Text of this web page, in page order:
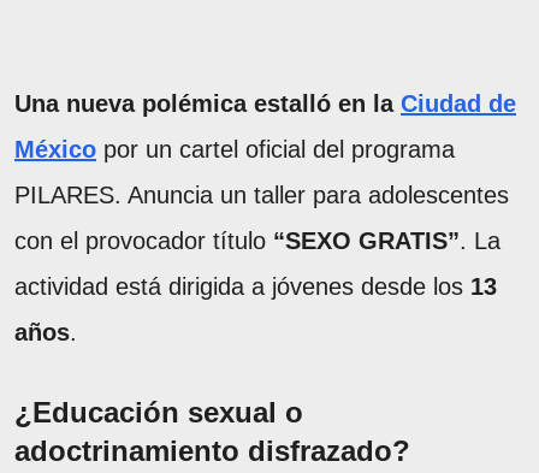
Una nueva polémica estalló en la Ciudad de
México por un cartel oficial del programa
PILARES. Anuncia un taller para adolescentes
con el provocador título “SEXO GRATIS”. La
actividad está dirigida a jóvenes desde los 13
años.
¿Educación sexual o
adoctrinamiento disfrazado?